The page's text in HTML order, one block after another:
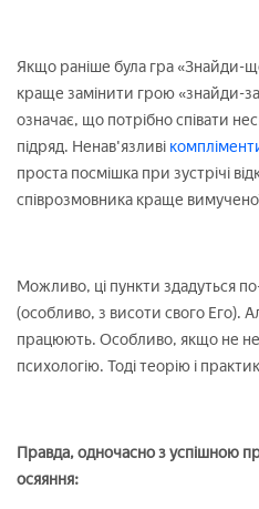
Якщо раніше була гра «Знайди-
краще замінити грою «знайди-
означає, що потрібно співати
підряд. Ненав'язливі
проста посмішка при зустрічі
співрозмовника краще
Можливо, ці пункти здадуться
(особливо, з висоти свого Его).
працюють. Особливо, якщо не
психологію. Тоді теорію і
Правда, одночасно з успішною
осяяння: